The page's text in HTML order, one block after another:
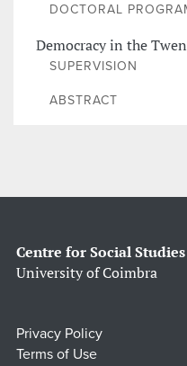
DOCTORAL
Democracy in the
SUPERVISION
ABSTRACT
Centre for Social Studies
University of Coimbra
Privacy Policy
Terms of Use